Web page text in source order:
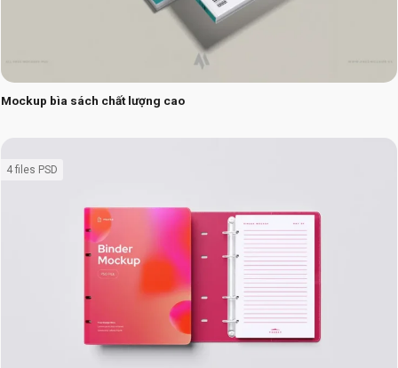
Mockup bìa sách chất lượng cao
4 files PSD